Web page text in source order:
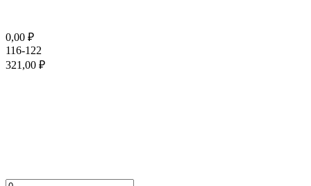
0,00 ₽
116-122
321,00 ₽